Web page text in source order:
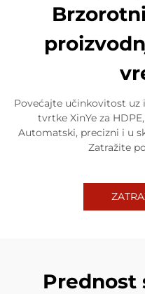
Povećajte učinkovitost uz
tvrtke XinYe za
Automatski, precizni i u
Zatražite
Prednost